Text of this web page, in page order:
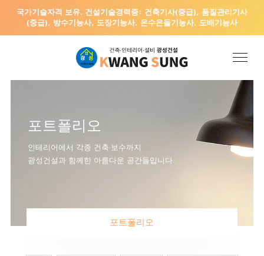
국가기술자격 보유. 건설기술경력증: 건축기사(중급), 품질관리기사
(중급), 방수기능사, 도장기능사, 온수온돌기능사, 도배기능사
포트폴리오
인테리어에서 각종 건축·보수까지
광성건설과 함께한 아름다운 공간들입니다.
포트폴리오